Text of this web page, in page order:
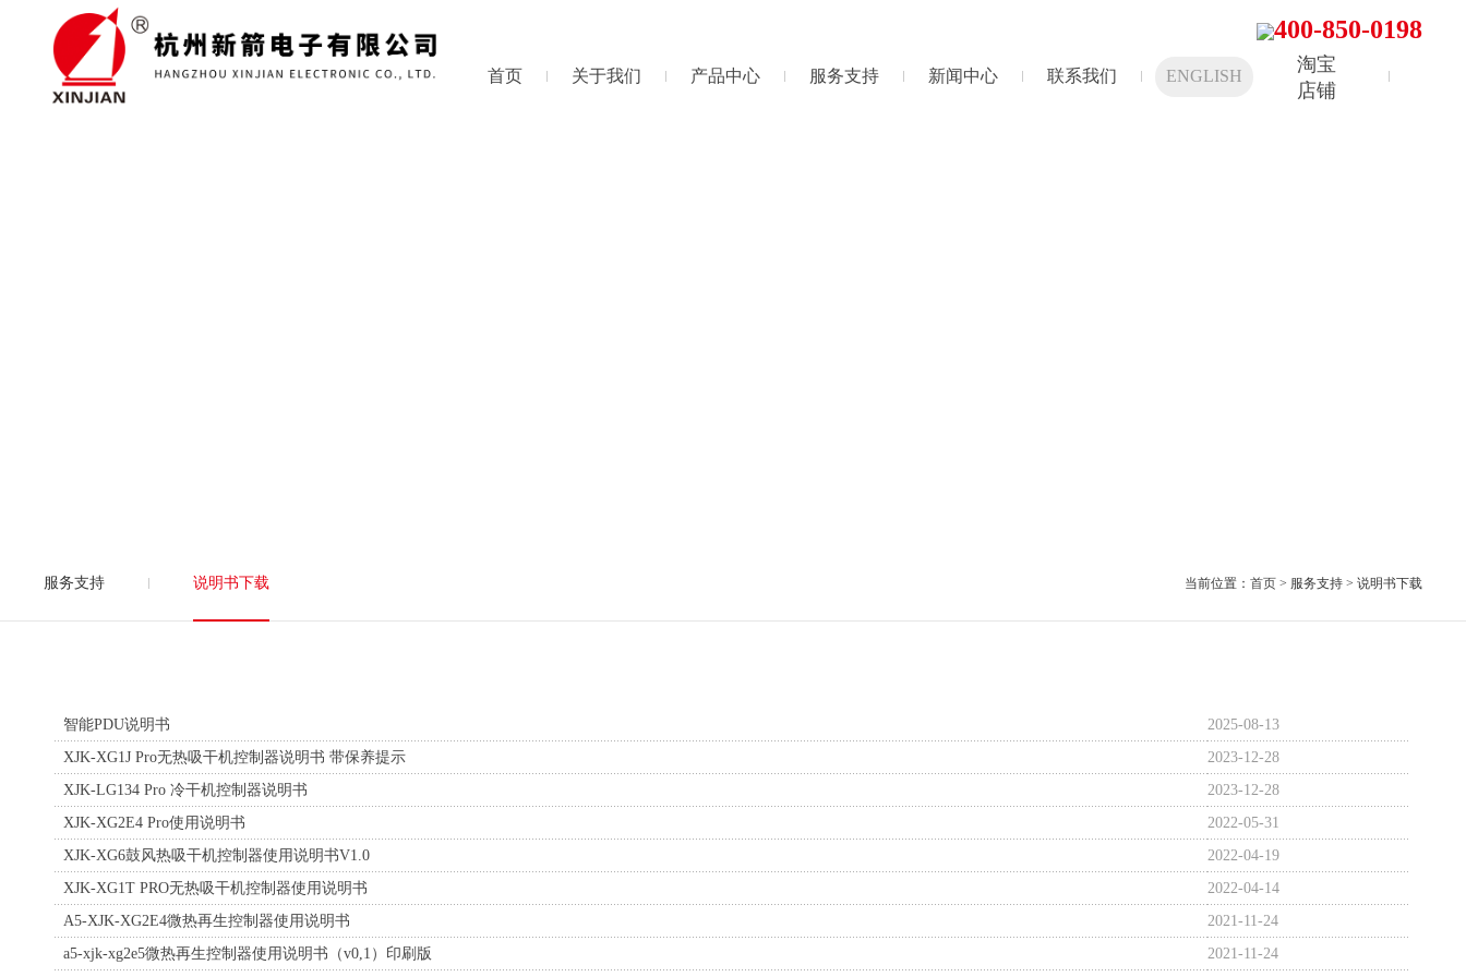
首页 关于我们 产品中心 服务支持 新闻中心 联系我们 ENGLISH
淘宝
店铺
400-850-0198
服务支持 说明书下载 当前位置： 首页> 服务支持 > 说明书下载
智能PDU说明书
2025-08-13
XJK-XG1J Pro无热吸干机控制器说明书 带保养提示
2023-12-28
XJK-LG134 Pro 冷干机控制器说明书
2023-12-28
XJK-XG2E4 Pro使用说明书
2022-05-31
XJK-XG6鼓风热吸干机控制器使用说明书V1.0
2022-04-19
XJK-XG1T PRO无热吸干机控制器使用说明书
2022-04-14
A5-XJK-XG2E4微热再生控制器使用说明书
2021-11-24
a5-xjk-xg2e5微热再生控制器使用说明书（v0,1）印刷版
2021-11-24